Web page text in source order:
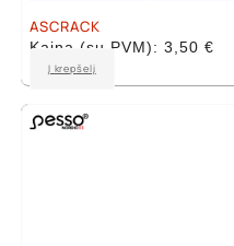
ASCRACK
Kaina (su PVM): 3,50 €
Į krepšelį